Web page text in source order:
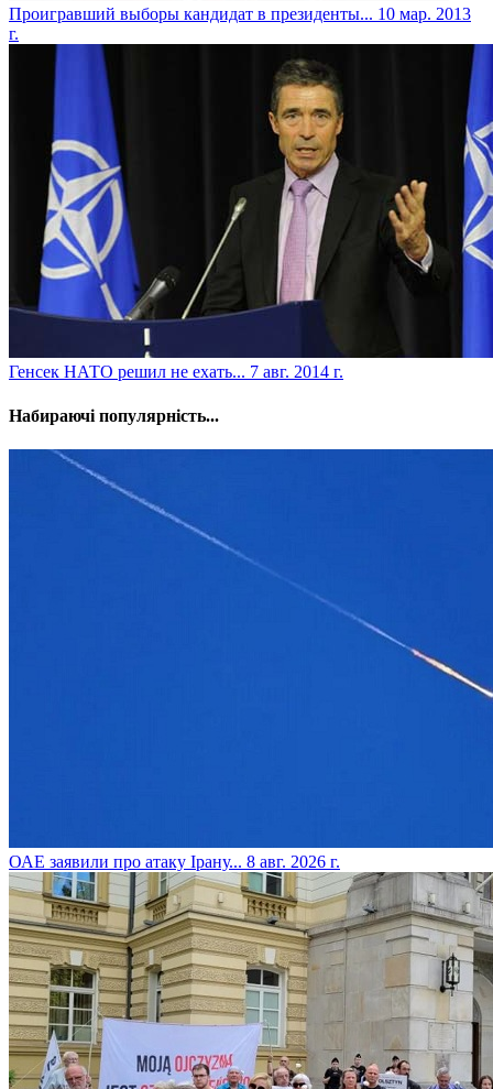
Проигравший выборы кандидат в президенты... 10 мар. 2013
г.
Генсек НАТО решил не ехать... 7 авг. 2014 г.
Набираючі популярність...
​ОАЕ заявили про атаку Ірану... 8 авг. 2026 г.